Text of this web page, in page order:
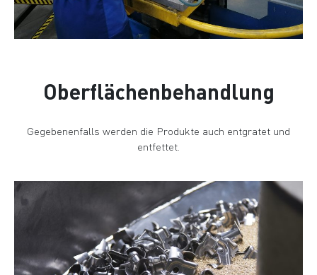
Oberflächenbehandlung
Gegebenenfalls werden die Produkte auch entgratet und
entfettet.